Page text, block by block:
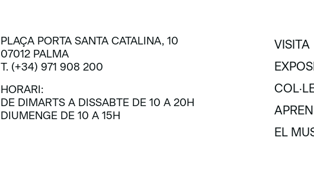
PLAÇA PORTA SANTA CATALINA, 10
07012 PALMA
T. (+34) 971 908 200
HORARI:
DE DIMARTS A DISSABTE DE 10 A 20H
DIUMENGE DE 10 A 15H
VISITA
VISITA
EL